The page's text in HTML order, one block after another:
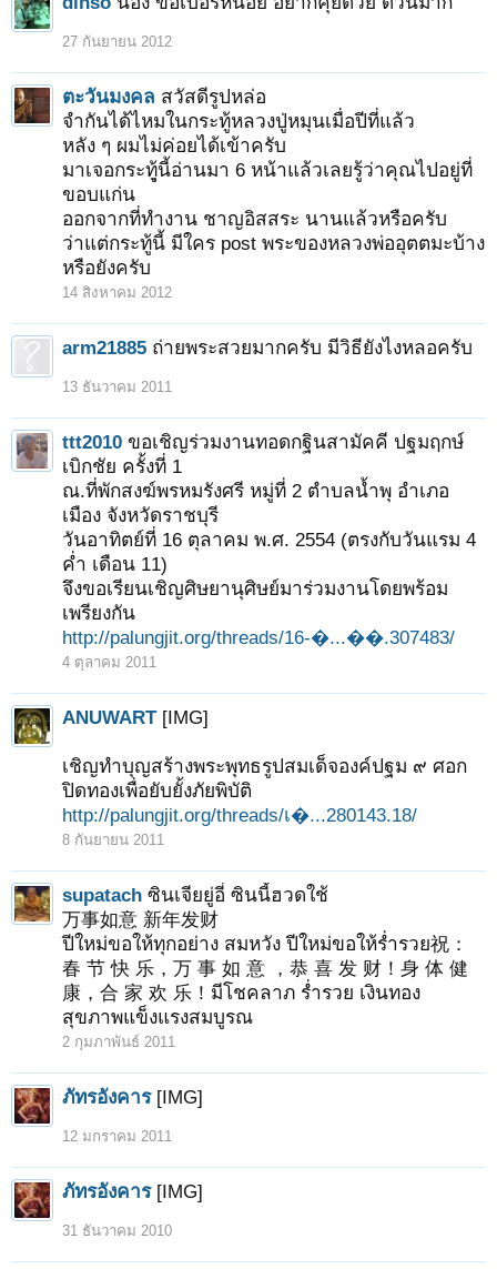
27 กันยายน 2012
ตะวันมงคล สวัสดีรูปหล่อ
จำกันได้ไหมในกระทู้หลวงปู่หมุนเมื่อปีที่แล้ว
หลัง ๆ ผมไม่ค่อยได้เข้าครับ
มาเจอกระทุู้นี้อ่านมา 6 หน้าแล้วเลยรู้ว่าคุณไปอยู่ที่
ขอบแก่น
ออกจากที่ทำงาน ชาญอิสสระ นานแล้วหรือครับ
ว่าแต่กระทู้นี้ มีใคร post พระของหลวงพ่ออุตตมะบ้าง
หรือยังครับ
14 สิงหาคม 2012
arm21885 ถ่ายพระสวยมากครับ มีวิธียังไงหลอครับ
13 ธันวาคม 2011
ttt2010 ขอเชิญร่วมงานทอดกฐินสามัคคี ปฐมฤกษ์
เบิกชัย ครั้งที่ 1
ณ.ที่พักสงฆ์พรหมรังศรี หมู่ที่ 2 ตำบลน้ำพุ อำเภอ
เมือง จังหวัดราชบุรี
วันอาทิตย์ที่ 16 ตุลาคม พ.ศ. 2554 (ตรงกับวันแรม 4
ค่ำ เดือน 11)
จึงขอเรียนเชิญศิษยานุศิษย์มาร่วมงานโดยพร้อม
เพรียงกัน
http://palungjit.org/threads/16-�...��.307483/
4 ตุลาคม 2011
ANUWART [IMG]
เชิญทำบุญสร้างพระพุทธรูปสมเด็จองค์ปฐม ๙ ศอก
ปิดทองเพื่อยับยั้งภัยพิบัติ
http://palungjit.org/threads/เ�...280143.18/
8 กันยายน 2011
supatach ซินเจียยู่อี่ ซินนี้ฮวดใช้
万事如意 新年发财
ปีใหม่ขอให้ทุกอย่าง สมหวัง ปีใหม่ขอให้ร่ำรวย祝：
春 节 快 乐，万 事 如 意 ，恭 喜 发 财！身 体 健
康，合 家 欢 乐！มีโชคลาภ ร่ำรวย เงินทอง
สุขภาพแข็งแรงสมบูรณ
2 กุมภาพันธ์ 2011
ภัทรอังคาร [IMG]
12 มกราคม 2011
ภัทรอังคาร [IMG]
31 ธันวาคม 2010